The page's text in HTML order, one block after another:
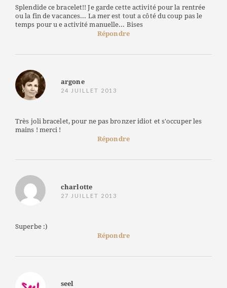
Splendide ce bracelet!! Je garde cette activité pour la rentrée
ou la fin de vacances... La mer est tout a côté du coup pas le
temps pour u e activité manuelle... Bises
Répondre
argone
24 JUILLET 2013
Très joli bracelet, pour ne pas bronzer idiot et s'occuper les
mains ! merci !
Répondre
charlotte
27 JUILLET 2013
Superbe :)
Répondre
seel